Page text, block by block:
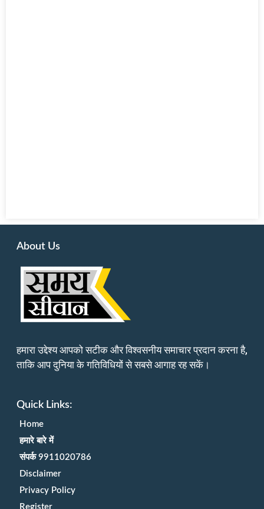
About Us
हमारा उद्देश्य आपको सटीक और विश्वसनीय समाचार प्रदान करना है,
ताकि आप दुनिया के गतिविधियों से सबसे आगाह रह सकें।
Quick Links:
Home
हमारे बारे में
संपर्क 9911020786
Disclaimer
Privacy Policy
Register